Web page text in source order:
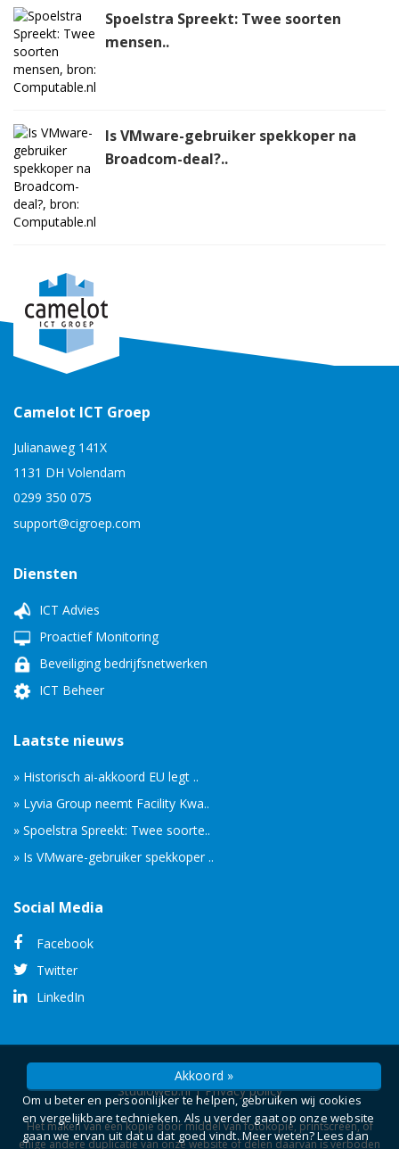
Spoelstra Spreekt: Twee soorten
mensen..
Is VMware-gebruiker spekkoper na
Broadcom-deal?..
Camelot ICT Groep
Julianaweg 141X
1131 DH Volendam
0299 350 075
support@cigroep.com
Diensten
ICT Advies
Proactief Monitoring
Beveiliging bedrijfsnetwerken
ICT Beheer
Laatste nieuws
» Historisch ai-akkoord EU legt ..
» Lyvia Group neemt Facility Kwa..
» Spoelstra Spreekt: Twee soorte..
» Is VMware-gebruiker spekkoper ..
Social Media
Facebook
Twitter
LinkedIn
Camelot ICT Groep
Studioweb.nl|Privacy policy
Het maken van een kopie door middel van fotokopie, printscreen, of
enige andere duplicatie van onze website of delen daarvan is verboden
Akkoord »
Om u beter en persoonlijker te helpen, gebruiken wij cookies
en vergelijkbare technieken. Als u verder gaat op onze website
gaan we ervan uit dat u dat goed vindt. Meer weten? Lees dan